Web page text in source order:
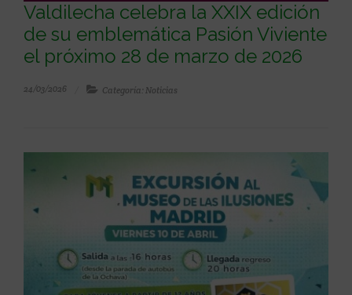
Valdilecha celebra la XXIX edición
de su emblemática Pasión Viviente
el próximo 28 de marzo de 2026
24/03/2026 Categoría: Noticias